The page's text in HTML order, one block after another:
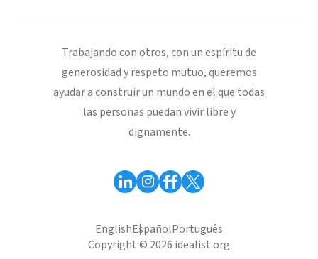
Trabajando con otros, con un espíritu de
generosidad y respeto mutuo, queremos
ayudar a construir un mundo en el que todas
las personas puedan vivir libre y
dignamente.
EnglishEspañolPortuguês
Copyright © 2026 idealist.org